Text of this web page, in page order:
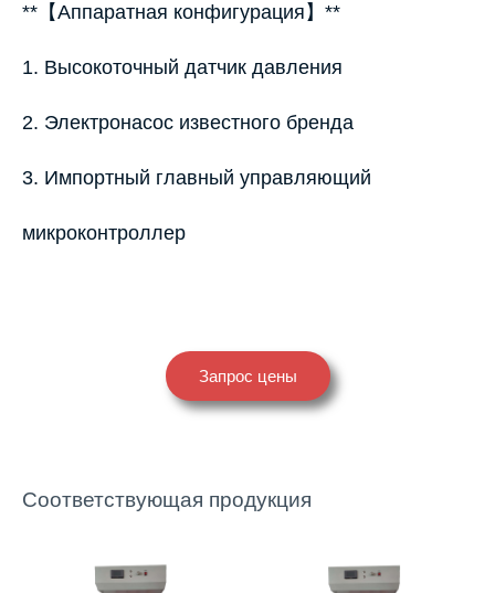
**【Аппаратная конфигурация】**
1. Высокоточный датчик давления
2. Электронасос известного бренда
3. Импортный главный управляющий
микроконтроллер
Запрос цены
Соответствующая продукция